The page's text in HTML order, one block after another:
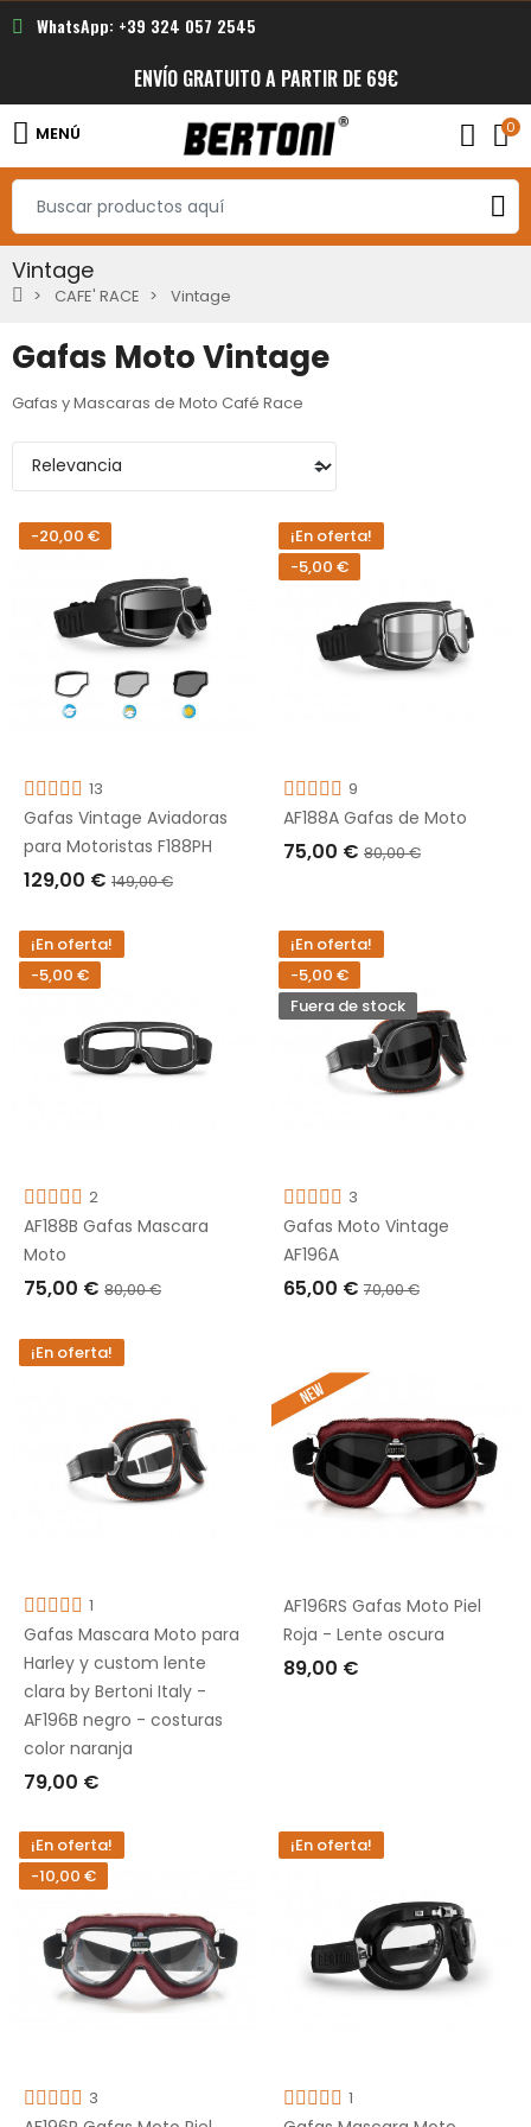
WhatsApp: +39 324 057 2545
ENVÍO GRATUITO A PARTIR DE 69€
MENÚ 0
Vintage
CAFE' RACE Vintage
Gafas Moto Vintage
Gafas y Mascaras de Moto Café Race
-20,00 €
13
Gafas Vintage Aviadoras
para Motoristas F188PH
129,00 € 149,00 €
AÑADIR A LA CESTA
¡En oferta!
-5,00 €
9
AF188A Gafas de Moto
75,00 € 80,00 €
¡En oferta!
-5,00 €
2
AF188B Gafas Mascara
Moto
75,00 € 80,00 €
AÑADIR A LA CESTA
¡En oferta!
-5,00 €
Fuera de stock
3
Gafas Moto Vintage
AF196A
65,00 € 70,00 €
¡En oferta!
1
Gafas Mascara Moto para
Harley y custom lente
clara by Bertoni Italy -
AF196B negro - costuras
color naranja
79,00 €
AÑADIR A LA CESTA
AF196RS Gafas Moto Piel
Roja - Lente oscura
89,00 €
¡En oferta!
-10,00 €
3
¡En oferta!
1